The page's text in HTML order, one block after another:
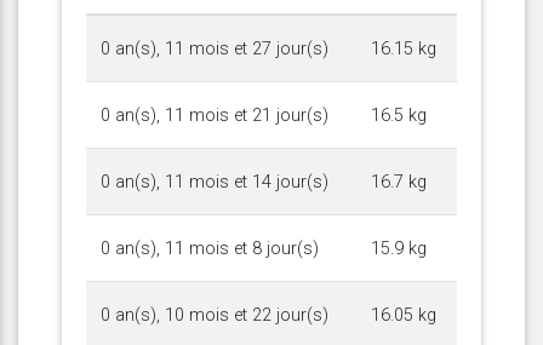
0 an(s), 11 mois et 27 jour(s) 16.15 kg
0 an(s), 11 mois et 21 jour(s) 16.5 kg
0 an(s), 11 mois et 14 jour(s) 16.7 kg
0 an(s), 11 mois et 8 jour(s) 15.9 kg
0 an(s), 10 mois et 22 jour(s) 16.05 kg